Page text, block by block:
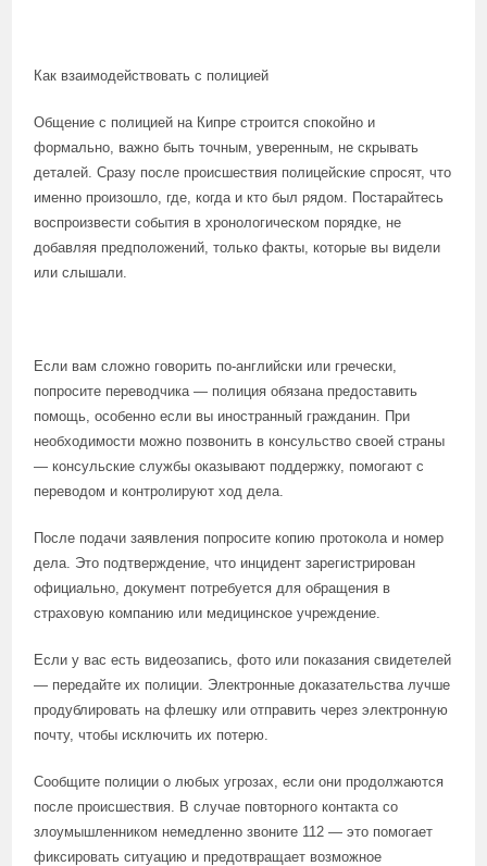
Как взаимодействовать с полицией
Общение с полицией на Кипре строится спокойно и
формально, важно быть точным, уверенным, не скрывать
деталей. Сразу после происшествия полицейские спросят, что
именно произошло, где, когда и кто был рядом. Постарайтесь
воспроизвести события в хронологическом порядке, не
добавляя предположений, только факты, которые вы видели
или слышали.
Если вам сложно говорить по-английски или гречески,
попросите переводчика — полиция обязана предоставить
помощь, особенно если вы иностранный гражданин. При
необходимости можно позвонить в консульство своей страны
— консульские службы оказывают поддержку, помогают с
переводом и контролируют ход дела.
После подачи заявления попросите копию протокола и номер
дела. Это подтверждение, что инцидент зарегистрирован
официально, документ потребуется для обращения в
страховую компанию или медицинское учреждение.
Если у вас есть видеозапись, фото или показания свидетелей
— передайте их полиции. Электронные доказательства лучше
продублировать на флешку или отправить через электронную
почту, чтобы исключить их потерю.
Сообщите полиции о любых угрозах, если они продолжаются
после происшествия. В случае повторного контакта со
злоумышленником немедленно звоните 112 — это помогает
фиксировать ситуацию и предотвращает возможное